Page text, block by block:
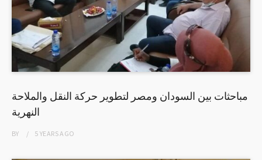
مباحثات بين السودان ومصر لتطوير حركة النقل والملاحة
النهرية
BY 5 YEARSAGO